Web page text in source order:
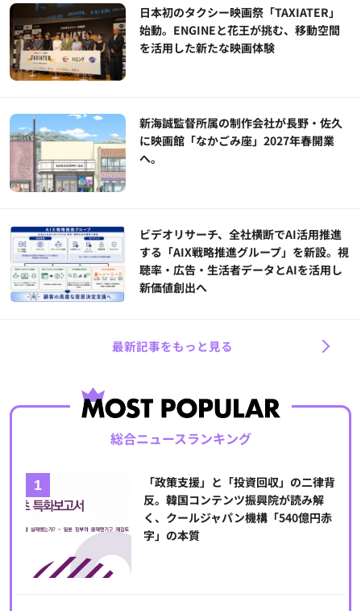
日本初のタクシー映画祭「TAXIATER」
始動。ENGINEと花王が挑む、移動空間
を活用した新たな映画体験
新海誠監督所属の制作会社が長野・佐久
に映画館「なかごみ座」2027年春開業
へ。
ビデオリサーチ、全社横断でAI活用推進
する「AIX戦略推進グループ」を新設。視
聴率・広告・生活者データとAIを活用し
新価値創出へ
最新記事をもっと見る
総合ニュースランキング
「政策支援」と「投資回収」の二律背
反。韓国コンテンツ振興院が読み解
く、クールジャパン機構「540億円赤
字」の本質